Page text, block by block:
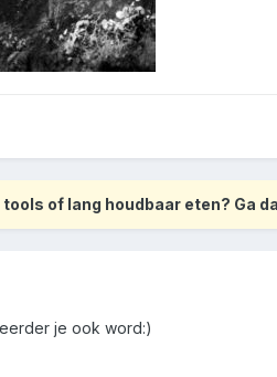
of lang houdbaar eten? Ga
je ook word:)